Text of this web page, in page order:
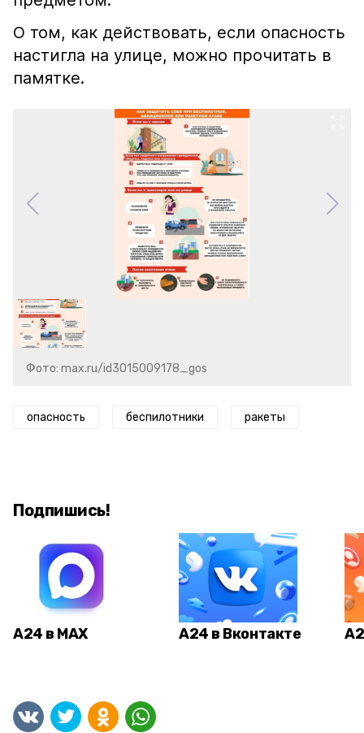
О том, как действовать, если опасность
настигла на улице, можно прочитать в
памятке.
Фото: max.ru/id3015009178_gos
опасность беспилотники ракеты
Подпишись!
А24 в MAX А24 в Вконтакте